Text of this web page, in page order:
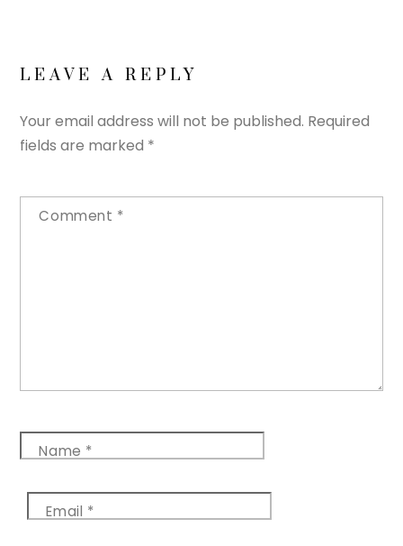
LEAVE A REPLY
Your email address will not be published. Required
fields are marked *
Comment *
Name *
Email *